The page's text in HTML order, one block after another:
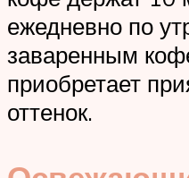
ежедневно по
заваренным
приобретает
оттенок.